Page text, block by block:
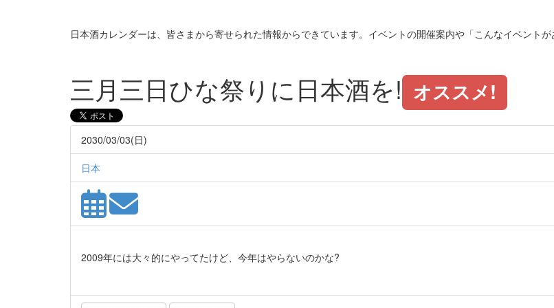
日本酒カレンダーは、皆さまから寄せられた情報からできています。イベントの開催案内や「こんなイベント
三月三日ひな祭りに日本酒を! オススメ!
2030/03/03(日)
日本
2009年には大々的にやってたけど、今年はやらないのかな?